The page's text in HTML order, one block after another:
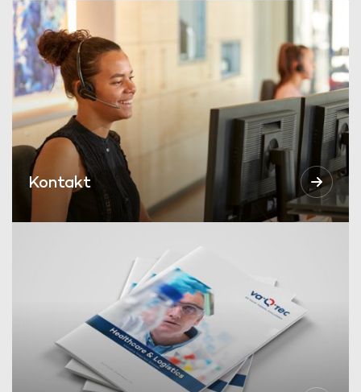
Kontakt